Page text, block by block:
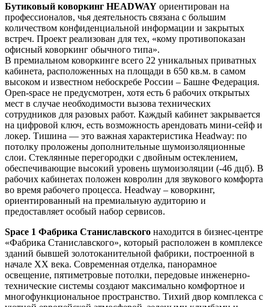
Бутиковый коворкинг HEADWAY ориентирован на
профессионалов, чья деятельность связана с большим
количеством конфиденциальной информации и закрытых
встреч. Проект реализован для тех, «кому противопоказан
офисный коворкинг обычного типа».
В премиальном коворкинге всего 22 уникальных приватных
кабинета, расположенных на площади в 650 кв.м. в самом
высоком и известном небоскребе России – Башне Федерация.
Open-space не предусмотрен, хотя есть 6 рабочих открытых
мест в случае необходимости вызова технических
сотрудников для разовых работ. Каждый кабинет закрывается
на цифровой ключ, есть возможность арендовать мини-сейф и
локер. Тишина — это важная характеристика Headway: по
потолку проложены дополнительные шумоизоляционные
слои. Стеклянные перегородки с двойным остеклением,
обеспечивающие высокий уровень шумоизоляции (-46 дцб). В
рабочих кабинетах положен ковролин для звукового комфорта
во время рабочего процесса. Headway – коворкинг,
ориентированный на премиальную аудиторию и
предоставляет особый набор сервисов.
Space 1 Фабрика Станиславского находится в бизнес-центре
«Фабрика Станиславского», который расположен в комплексе
зданий бывшей золотоканительной фабрики, построенной в
начале XX века. Современная отделка, панорамное
освещение, пятиметровые потолки, передовые инженерно-
технические системы создают максимально комфортное и
многофункциональное пространство. Тихий двор комплекса с